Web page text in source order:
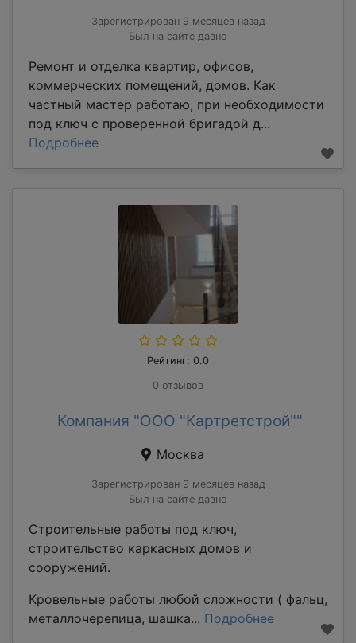
Зарегистрирован 9 месяцев назад
Был на сайте давно
Ремонт и отделка квартир, офисов,
коммерческих помещений, домов. Как
частный мастер работаю, при необходимости
под ключ с проверенной бригадой д...
Подробнее
Рейтинг: 0.0
0 отзывов
Компания "ООО "Картретстрой""
Москва
Зарегистрирован 9 месяцев назад
Был на сайте давно
Строительные работы под ключ,
строительство каркасных домов и
сооружений.
Кровельные работы любой сложности ( фальц,
металлочерепица, шашка... Подробнее